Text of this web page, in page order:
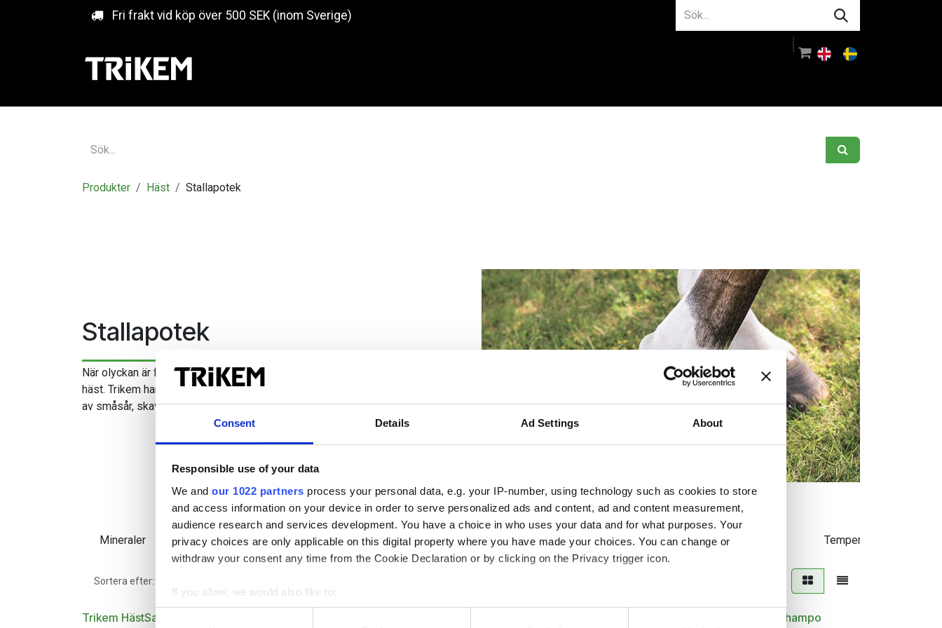
Consent Details Ad Settings About
Responsible use of your data
We and our 1022 partners process your personal data, e.g. your IP-number, using technology such as cookies to store
and access information on your device in order to serve personalized ads and content, ad and content measurement,
audience research and services development. You have a choice in who uses your data and for what purposes. Your
privacy choices are only applicable on this digital property where you have made your choices. You can change or
withdraw your consent any time from the Cookie Declaration or by clicking on the Privacy trigger icon.
If you allow, we would also like to:
Collect information about your geographical location which can be accurate to within several meters
Consent
Fri frakt vid köp över 500 SEK (inom Sverige)
Produkter Häst Stallapotek
Stallapotek
När olyckan är framme är det skönt att ha ett välutrustat stallapotek för sin
häst. Trikem har desinficerande produkter och salvor för rengöring och vård
av småsår, skav, irritationer och problem som mugg och rasp.
Mineraler Vitaminer Mage & Tarm Muskler & Återhämtning Elektrolyter Liniment Temperament
Sortera efter:
Trikem HästSalva Trikem KlorhexidinSchampo